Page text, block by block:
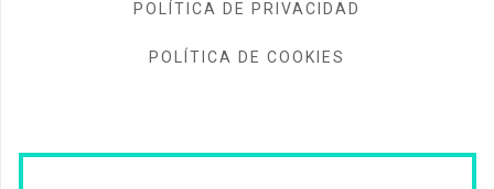
POLÍTICA DE PRIVACIDAD
POLÍTICA DE COOKIES